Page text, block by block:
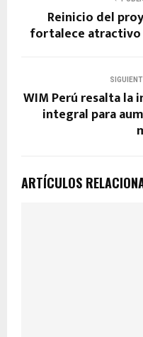
Reinicio del
fortalece atractivo
WIM Perú resalta
integral para
ARTÍCULOS